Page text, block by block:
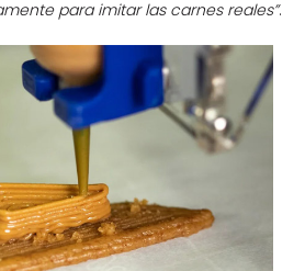
para imitar las carnes reales”.